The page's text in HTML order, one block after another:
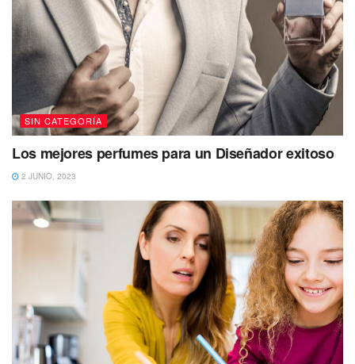
SIN CATEGORÍA
Los mejores perfumes para un Diseñador exitoso
2 JUNIO, 2023